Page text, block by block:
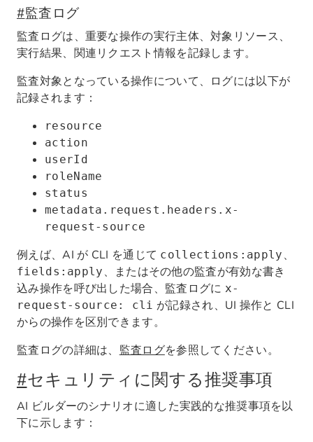
#監査ログ
監査ログは、重要な操作の実行主体、対象リソース、
実行結果、関連リクエスト情報を記録します。
監査対象となっている操作について、ログには以下が
記録されます：
resource
action
userId
roleName
status
metadata.request.headers.x-
request-source
例えば、AI が CLI を通じて collections:apply 、
fields:apply 、またはその他の監査が有効な書き
込み操作を呼び出した場合、監査ログに x-
request-source: cli が記録され、UI 操作と CLI
からの操作を区別できます。
監査ログの詳細は、 監査ログを参照してください。
#セキュリティに関する推奨事項
AI ビルダーのシナリオに適した実践的な推奨事項を以
下に示します：